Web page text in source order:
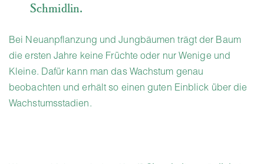
Schmidlin.
Bei Neuanpflanzung und Jungbäumen trägt der Baum
die ersten Jahre keine Früchte oder nur Wenige und
Kleine. Dafür kann man das Wachstum genau
beobachten und erhält so einen guten Einblick über die
Wachstumsstadien.